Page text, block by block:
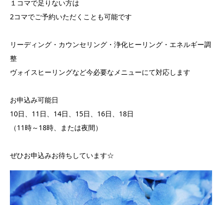
１コマで足りない方は
2コマでご予約いただくことも可能です
リーディング・カウンセリング・浄化ヒーリング・エネルギー調
整
ヴォイスヒーリングなど今必要なメニューにて対応します
お申込み可能日
10日、11日、14日、15日、16日、18日
（11時～18時、または夜間）
ぜひお申込みお待ちしています☆